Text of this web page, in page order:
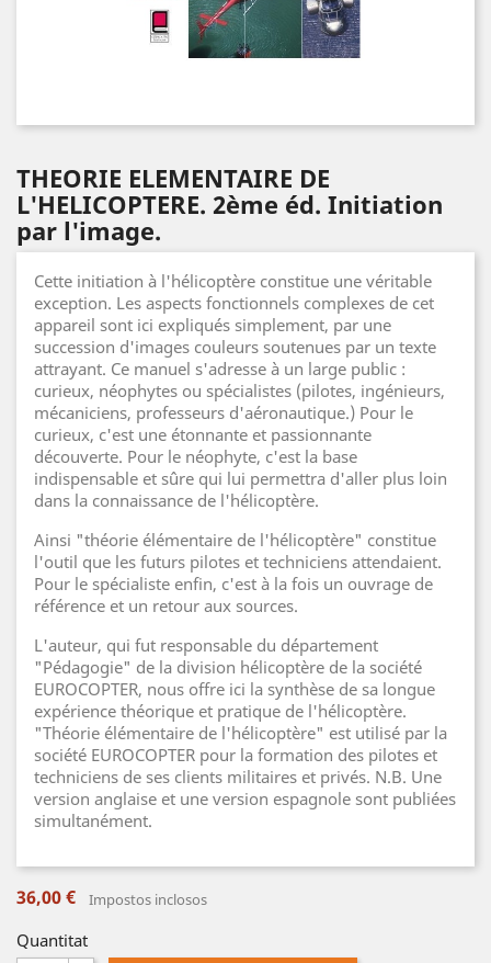
THEORIE ELEMENTAIRE DE
L'HELICOPTERE. 2ème éd. Initiation
par l'image.
Cette initiation à l'hélicoptère constitue une véritable
exception. Les aspects fonctionnels complexes de cet
appareil sont ici expliqués simplement, par une
succession d'images couleurs soutenues par un texte
attrayant. Ce manuel s'adresse à un large public :
curieux, néophytes ou spécialistes (pilotes, ingénieurs,
mécaniciens, professeurs d'aéronautique.) Pour le
curieux, c'est une étonnante et passionnante
découverte. Pour le néophyte, c'est la base
indispensable et sûre qui lui permettra d'aller plus loin
dans la connaissance de l'hélicoptère.
Ainsi "théorie élémentaire de l'hélicoptère" constitue
l'outil que les futurs pilotes et techniciens attendaient.
Pour le spécialiste enfin, c'est à la fois un ouvrage de
référence et un retour aux sources.
L'auteur, qui fut responsable du département
"Pédagogie" de la division hélicoptère de la société
EUROCOPTER, nous offre ici la synthèse de sa longue
expérience théorique et pratique de l'hélicoptère.
"Théorie élémentaire de l'hélicoptère" est utilisé par la
société EUROCOPTER pour la formation des pilotes et
techniciens de ses clients militaires et privés. N.B. Une
version anglaise et une version espagnole sont publiées
simultanément.
36,00 € Impostos inclosos
Quantitat